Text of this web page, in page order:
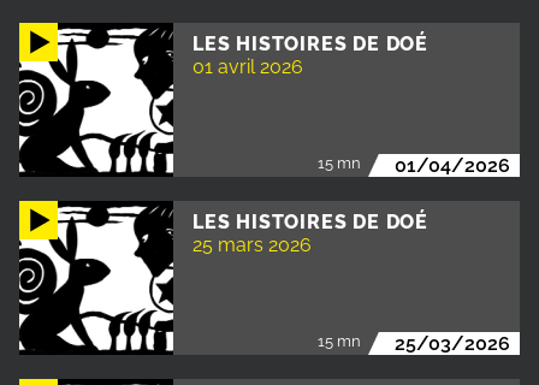
LES HISTOIRES DE DOÉ
01 avril 2026
15 mn 01/04/2026
LES HISTOIRES DE DOÉ
25 mars 2026
15 mn 25/03/2026